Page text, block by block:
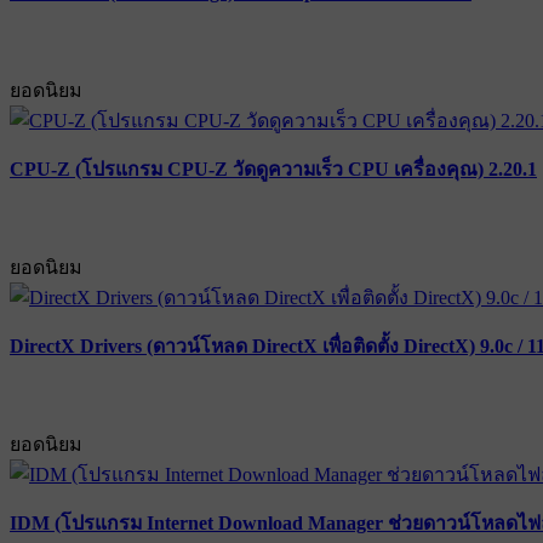
ยอดนิยม
CPU-Z (โปรแกรม CPU-Z วัดดูความเร็ว CPU เครื่องคุณ) 2.20.1
ยอดนิยม
DirectX Drivers (ดาวน์โหลด DirectX เพื่อติดตั้ง DirectX) 9.0c /
ยอดนิยม
IDM (โปรแกรม Internet Download Manager ช่วยดาวน์โหลดไฟ